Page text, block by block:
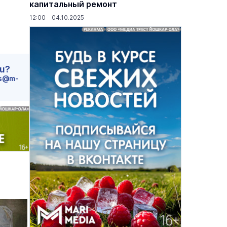
16 марта 17:00
Василий Дубровин: как продлить
мужское долголетие
Здоровье и медицина 19 февраля 15:55
капитальный ремонт
12:00 04.10.2025